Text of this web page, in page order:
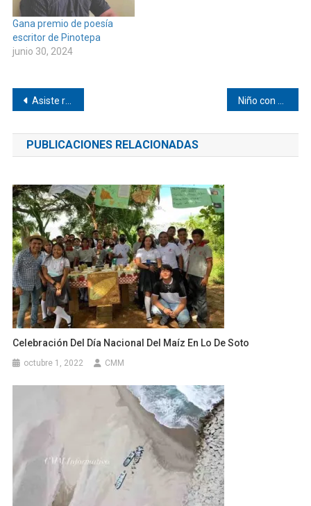
Gana premio de poesía
escritor de Pinotepa
junio 30, 2024
Navegación
de
entradas
Asiste regidora a clausura en Pinotepa Niño con heterocromía culmina kínder en Los Pocitos
PUBLICACIONES RELACIONADAS
Celebración Del Día Nacional Del Maíz En Lo De Soto
octubre 1, 2022 CMM